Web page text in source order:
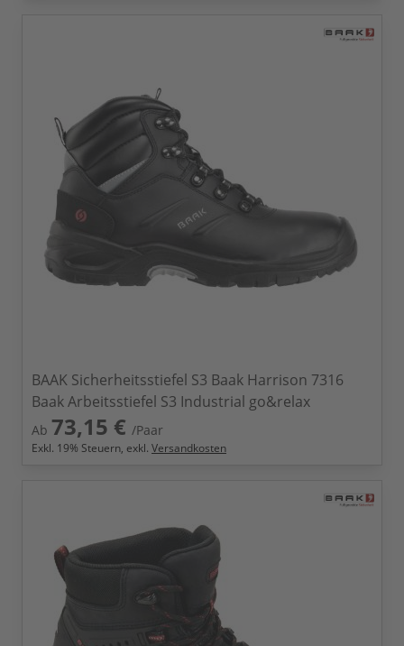
BAAK Sicherheitsstiefel S3 Baak Harrison 7316
Baak Arbeitsstiefel S3 Industrial go&relax
Ab 73,15 € /Paar
Exkl. 19% Steuern, exkl. Versandkosten